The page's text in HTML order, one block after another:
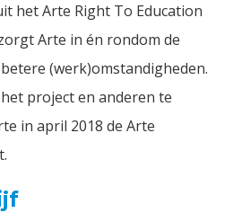
het Arte Right To Education
Arte in én rondom de
(werk)omstandigheden.
project en anderen te
in april 2018 de Arte